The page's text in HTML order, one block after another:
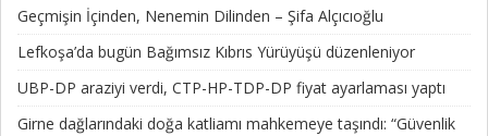
Geçmişin İçinden, Nenemin Dilinden – Şifa Alçıcıoğlu
Lefkoşa’da bugün Bağımsız Kıbrıs Yürüyüşü düzenleniyor
UBP-DP araziyi verdi, CTP-HP-TDP-DP fiyat ayarlaması yaptı
Girne dağlarındaki doğa katliamı mahkemeye taşındı: “Güvenlik